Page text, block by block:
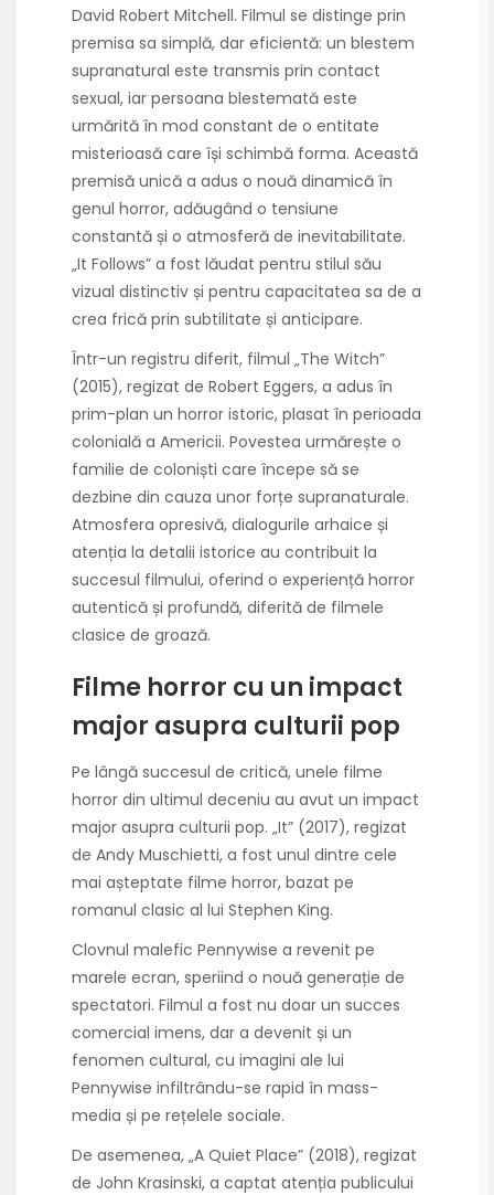
David Robert Mitchell. Filmul se distinge prin
premisa sa simplă, dar eficientă: un blestem
supranatural este transmis prin contact
sexual, iar persoana blestemată este
urmărită în mod constant de o entitate
misterioasă care își schimbă forma. Această
premisă unică a adus o nouă dinamică în
genul horror, adăugând o tensiune
constantă și o atmosferă de inevitabilitate.
„It Follows” a fost lăudat pentru stilul său
vizual distinctiv și pentru capacitatea sa de a
crea frică prin subtilitate și anticipare.
Într-un registru diferit, filmul „The Witch”
(2015), regizat de Robert Eggers, a adus în
prim-plan un horror istoric, plasat în perioada
colonială a Americii. Povestea urmărește o
familie de coloniști care începe să se
dezbine din cauza unor forțe supranaturale.
Atmosfera opresivă, dialogurile arhaice și
atenția la detalii istorice au contribuit la
succesul filmului, oferind o experiență horror
autentică și profundă, diferită de filmele
clasice de groază.
Filme horror cu un impact
major asupra culturii pop
Pe lângă succesul de critică, unele filme
horror din ultimul deceniu au avut un impact
major asupra culturii pop. „It” (2017), regizat
de Andy Muschietti, a fost unul dintre cele
mai așteptate filme horror, bazat pe
romanul clasic al lui Stephen King.
Clovnul malefic Pennywise a revenit pe
marele ecran, speriind o nouă generație de
spectatori. Filmul a fost nu doar un succes
comercial imens, dar a devenit și un
fenomen cultural, cu imagini ale lui
Pennywise infiltrându-se rapid în mass-
media și pe rețelele sociale.
De asemenea, „A Quiet Place” (2018), regizat
de John Krasinski, a captat atenția publicului